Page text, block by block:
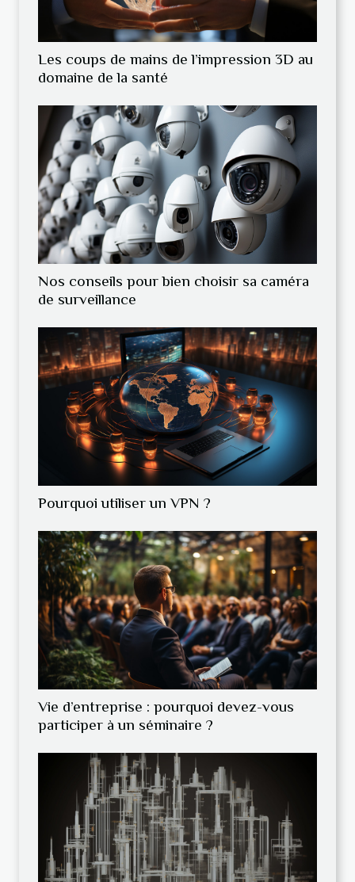
Les coups de mains de l’impression 3D au
domaine de la santé
Nos conseils pour bien choisir sa caméra
de surveillance
Pourquoi utiliser un VPN ?
Vie d’entreprise : pourquoi devez-vous
participer à un séminaire ?